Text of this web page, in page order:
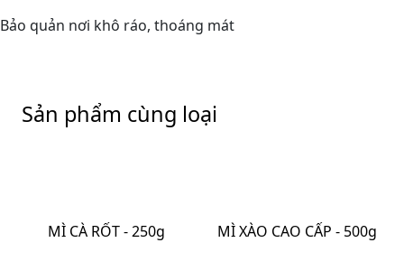
Bảo quản nơi khô ráo, thoáng mát
Sản phẩm cùng loại
MÌ CÀ RỐT - 250g MÌ XÀO CAO CẤP - 500g